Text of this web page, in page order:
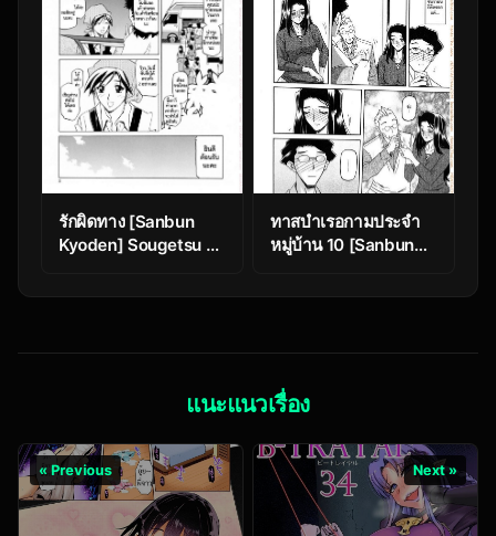
รักผิดทาง [Sanbun
Kyoden] Sougetsu no
ทาสบำเรอกามประจำ
หมู่บ้าน 10 [Sanbun
แนะแนวเรื่อง
« Previous Next »